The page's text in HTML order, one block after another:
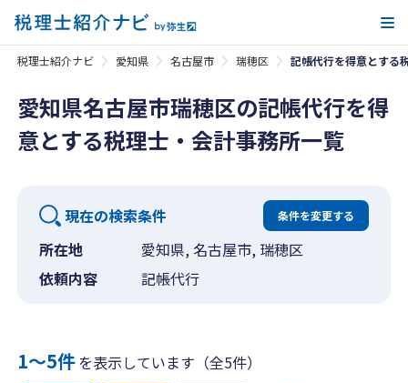
税理士紹介ナビ 愛知県 名古屋市 瑞穂区 記帳代行を得意とする
愛知県名古屋市瑞穂区の記帳代行を得
意とする税理士・会計事務所一覧
現在の検索条件 条件を変更する
所在地
愛知県, 名古屋市, 瑞穂区
依頼内容
記帳代行
1〜5件を表示しています（全5件）